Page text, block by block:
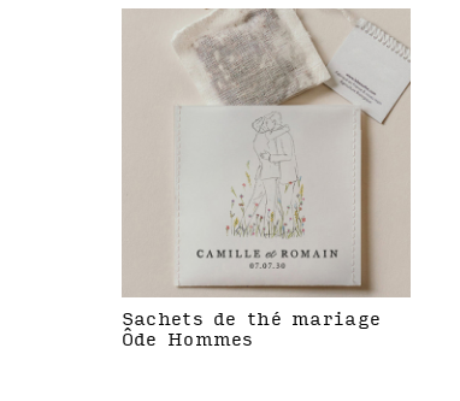
Sachets de thé mariage
Ôde Hommes